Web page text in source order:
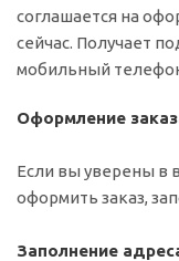
соглашается на
сейчас. Получает
мобильный
Оформление
Если вы уверены в
оформить заказ,
Заполнение